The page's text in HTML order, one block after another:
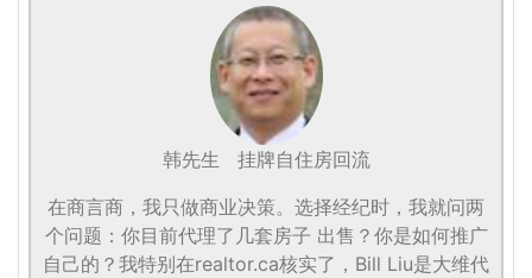
韩先生
挂牌自住房回流
在商言商，我只做商业决策。选择经纪时，我就问两
个问题：你目前代理了几套房子 出售？你是如何推广
自己的？我特别在realtor.ca核实了，Bill Liu是大维代